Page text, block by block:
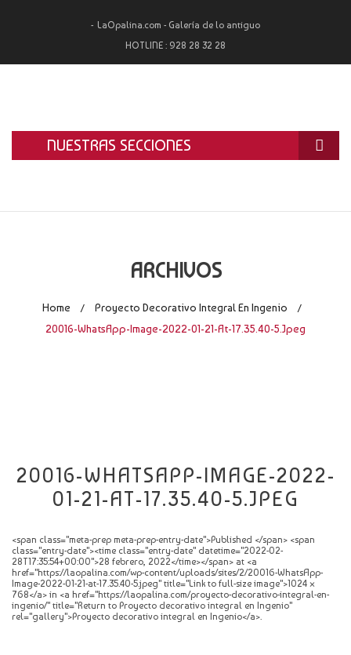
LaOpalina.com - Galería de lo antiguo
HOTLINE : 928 28 32 28
NUESTRAS SECCIONES
LA OPALINA
TASACIÓN Y COMPRA
ARCHIVOS
Home / Proyecto Decorativo Integral En Ingenio /
20016-WhatsApp-Image-2022-01-21-At-17.35.40-5.jpeg
20016-WHATSAPP-IMAGE-2022-
01-21-AT-17.35.40-5.JPEG
<span class="meta-prep meta-prep-entry-date">Published </span> <span
class="entry-date"><time class="entry-date" datetime="2022-02-
28T17:35:54+00:00">28 febrero, 2022</time></span> at <a
href="https://laopalina.com/wp-content/uploads/sites/2/20016-WhatsApp-
Image-2022-01-21-at-17.35.40-5.jpeg" title="Link to full-size image">1024 ×
768</a> in <a href="https://laopalina.com/proyecto-decorativo-integral-en-
ingenio/" title="Return to Proyecto decorativo integral en Ingenio"
rel="gallery">Proyecto decorativo integral en Ingenio</a>.